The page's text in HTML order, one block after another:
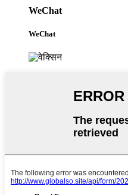
WeChat
WeChat